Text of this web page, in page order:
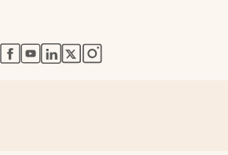
abre en nueva pestaña
abre en nueva pestaña
abre en nueva pestaña
abre en nueva pestaña
abre en nueva pestaña